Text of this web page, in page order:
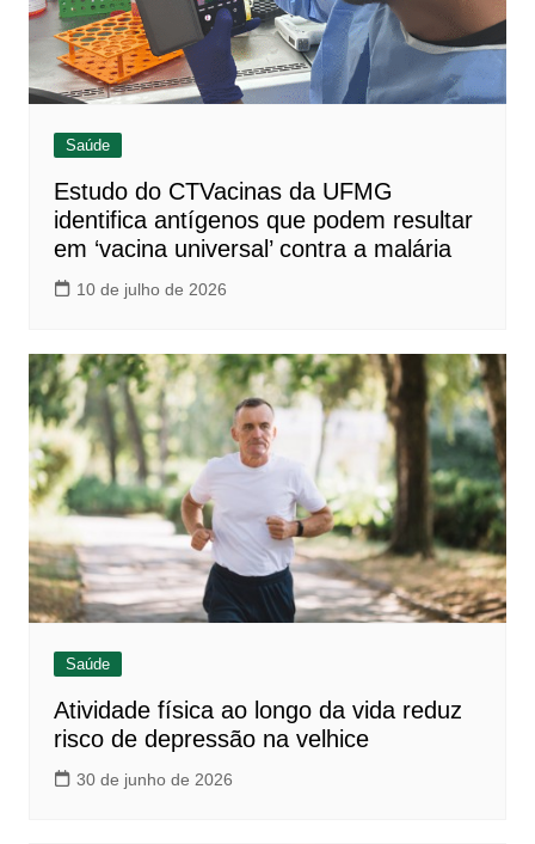
Saúde
Estudo do CTVacinas da UFMG
identifica antígenos que podem resultar
em ‘vacina universal’ contra a malária
10 de julho de 2026
Saúde
Atividade física ao longo da vida reduz
risco de depressão na velhice
30 de junho de 2026